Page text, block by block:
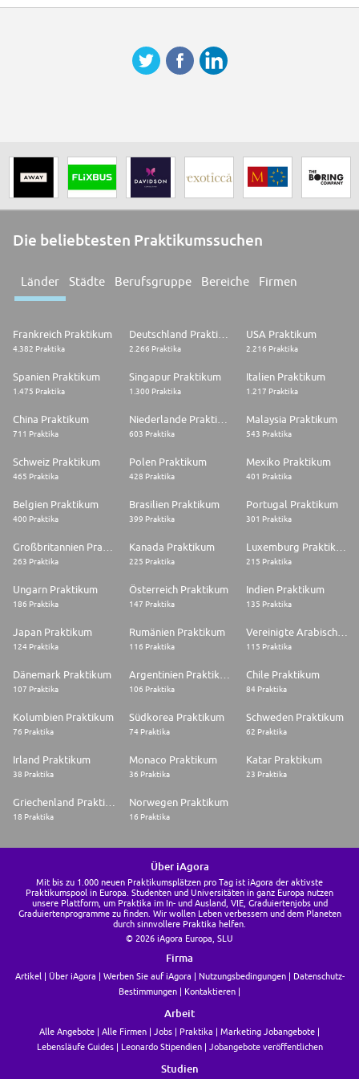
Die beliebtesten Praktikumssuchen
Länder Städte Berufsgruppe Bereiche Firmen
Frankreich Praktikum
4.382 Praktika 2.266 Praktika
USA Praktikum
2.216 Praktika
Spanien Praktikum
1.475 Praktika
Singapur Praktikum
1.300 Praktika
Italien Praktikum
1.217 Praktika
China Praktikum
711 Praktika 603 Praktika
Malaysia Praktikum
543 Praktika
Schweiz Praktikum
465 Praktika
Polen Praktikum
428 Praktika
Mexiko Praktikum
401 Praktika
Belgien Praktikum
400 Praktika
Brasilien Praktikum
399 Praktika
Portugal Praktikum
301 Praktika
263 Praktika
Kanada Praktikum
225 Praktika 215 Praktika
Ungarn Praktikum
186 Praktika
Österreich Praktikum
147 Praktika
Indien Praktikum
135 Praktika
Japan Praktikum
124 Praktika
Rumänien Praktikum
116 Praktika
Vereinigte Arabische Emirate Praktikum
115 Praktika
Dänemark Praktikum
107 Praktika 106 Praktika
Chile Praktikum
84 Praktika
Kolumbien Praktikum
76 Praktika
Südkorea Praktikum
74 Praktika
Schweden Praktikum
62 Praktika
Irland Praktikum
38 Praktika
Monaco Praktikum
36 Praktika
Katar Praktikum
23 Praktika
18 Praktika
Norwegen Praktikum
16 Praktika
Über iAgora
Mit bis zu 1.000 neuen Praktikumsplätzen pro Tag ist iAgora der aktivste
Praktikumspool in Europa. Studenten und Universitäten in ganz Europa nutzen
unsere Plattform, um Praktika im In- und Ausland, VIE, Graduiertenjobs und
Graduiertenprogramme zu finden. Wir wollen Leben verbessern und dem Planeten
durch sinnvollere Praktika helfen.
© 2026 iAgora Europa, SLU
Firma
Artikel Über iAgora Werben Sie auf iAgora Nutzungsbedingungen
Datenschutz-
Bestimmungen
Kontaktieren
Arbeit
Alle Angebote Alle Firmen Jobs Praktika
Marketing Jobangebote
Lebensläufe Guides
Leonardo Stipendien Jobangebote veröffentlichen
Studien